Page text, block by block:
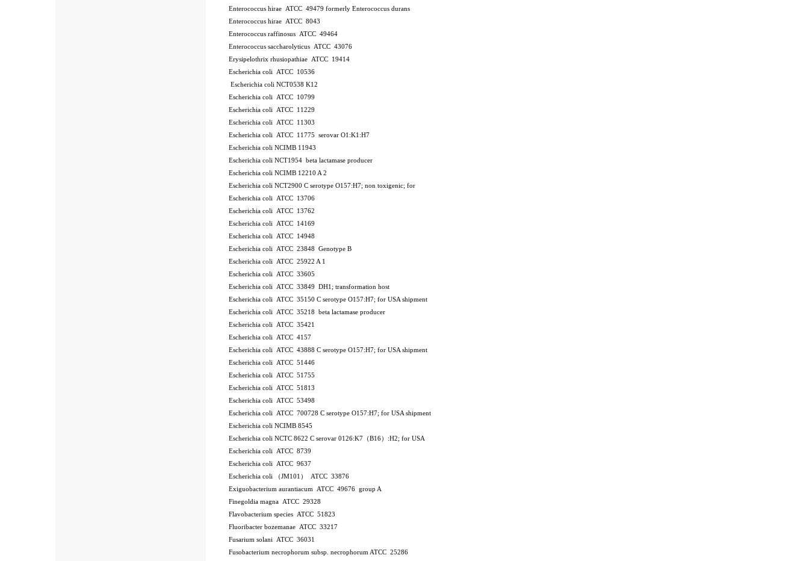
Enterococcus hirae ATCC 49479 formerly Enterococcus durans
Enterococcus hirae ATCC 8043
Enterococcus raffinosus ATCC 49464
Enterococcus saccharolyticus ATCC 43076
Erysipelothrix rhusiopathiae ATCC 19414
Escherichia coli ATCC 10536
Escherichia coli NCT0538 K12
Escherichia coli ATCC 10799
Escherichia coli ATCC 11229
Escherichia coli ATCC 11303
Escherichia coli ATCC 11775
serovar O1:K1:H7
Escherichia coli NCIMB 11943
Escherichia coli NCT1954 beta lactamase producer
Escherichia coli NCIMB 12210 A 2
Escherichia coli NCT2900 C serotype O157:H7; non toxigenic; for
Escherichia coli ATCC 13706
Escherichia coli ATCC 13762
Escherichia coli ATCC 14169
Escherichia coli ATCC 14948
Escherichia coli ATCC 23848
Genotype B
Escherichia coli ATCC 25922 A 1
Escherichia coli ATCC 33605
Escherichia coli ATCC 33849
DH1; transformation host
Escherichia coli ATCC 35150 C serotype O157:H7; for USA shipment
Escherichia coli ATCC 35218
beta lactamase producer
Escherichia coli ATCC 35421
Escherichia coli ATCC 4157
Escherichia coli ATCC 43888 C serotype O157:H7; for USA shipment
Escherichia coli ATCC 51446
Escherichia coli ATCC 51755
Escherichia coli ATCC 51813
Escherichia coli ATCC 53498
Escherichia coli ATCC 700728 C serotype O157:H7; for USA shipment
Escherichia coli NCIMB 8545
Escherichia coli NCTC 8622 C serovar 0126:K7（B16）:H2; for USA
Escherichia coli ATCC 8739
Escherichia coli ATCC 9637
Escherichia coli （JM101） ATCC 33876
Exiguobacterium aurantiacum ATCC 49676 group A
Finegoldia magna ATCC 29328
Flavobacterium species ATCC 51823
Fluoribacter bozemanae ATCC 33217
Fusarium solani ATCC 36031
Fusobacterium necrophorum subsp. necrophorum ATCC 25286